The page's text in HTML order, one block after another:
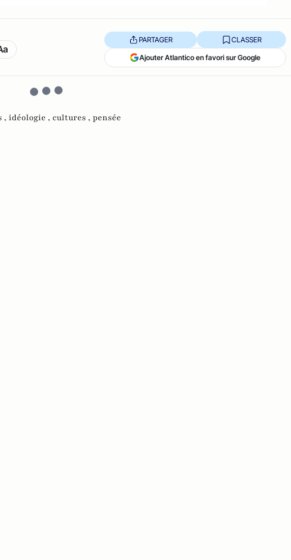
PARTAGER CLASSER
Ajouter Atlantico en favori sur Google
, idéologie , cultures , pensée